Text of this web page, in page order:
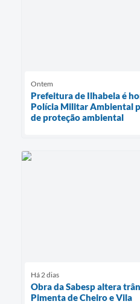
Ontem
Prefeitura de Ilhabela é
Polícia Militar Ambiental
de proteção ambiental
Há 2 dias
Obra da Sabesp altera
Pimenta de Cheiro e Vila